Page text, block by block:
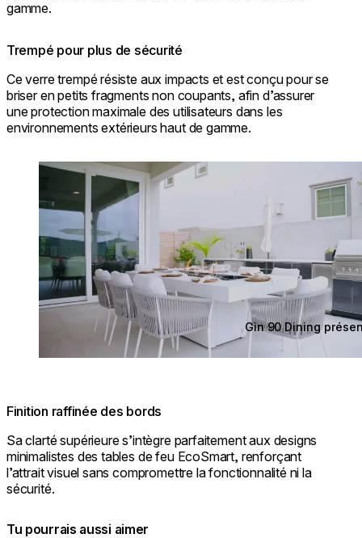
gamme.
Trempé pour plus de sécurité
Ce verre trempé résiste aux impacts et est conçu pour se
briser en petits fragments non coupants, afin d’assurer
une protection maximale des utilisateurs dans les
environnements extérieurs haut de gamme.
Loading image...
Gin 90 Dining
Finition raffinée des bords
Sa clarté supérieure s’intègre parfaitement aux designs
minimalistes des tables de feu EcoSmart, renforçant
l’attrait visuel sans compromettre la fonctionnalité ni la
sécurité.
Tu pourrais aussi aimer